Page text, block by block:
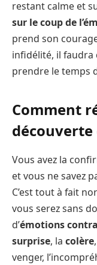
restant calme et
sur le coup de
prend son
infidélité, il faudra
prendre le temps
Comment
découverte
Vous avez la
et vous ne savez
C’est tout à fait
vous serez sans
d’émotions
surprise, la colère
venger,